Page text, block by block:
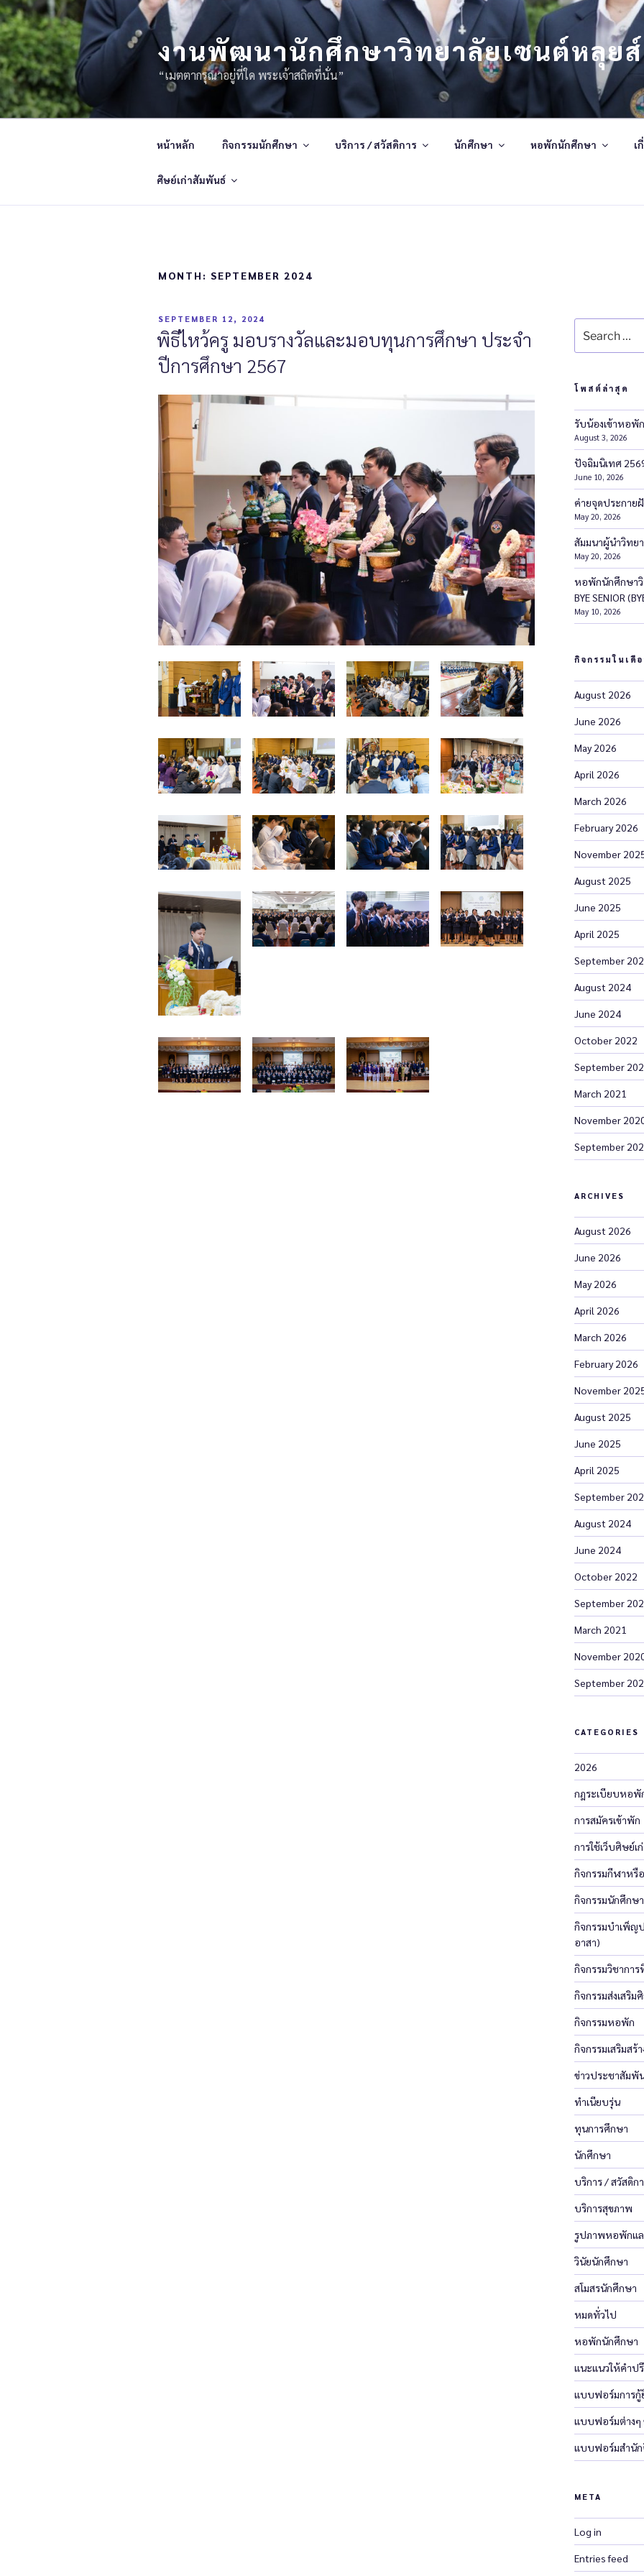
งานพัฒนานักศึกษาวิทยาลัยเซนต์หลุยส์
“เมตตากรุณาอยู่ที่ใด พระเจ้าสถิตที่นั่น”
หน้าหลัก กิจกรรมนักศึกษา บริการ / สวัสดิการ นักศึกษา หอพักนักศึกษา เ
ศิษย์เก่าสัมพันธ์
MONTH: SEPTEMBER 2024
SEPTEMBER 12, 2024
พิธีไหว้ครู มอบรางวัลและมอบทุนการศึกษา ประจำ
ปีการศึกษา 2567
โพสต์ล่าสุด
รับน้องเข้าหอพั
August 3, 2026
ปัจฉิมนิเทศ
June 10, 2026
ค่ายจุดประกา
May 20, 2026
สัมมนาผู้นำวิทย
May 20, 2026
หอพักนักศึกษาวิ
BYE SENIOR
May 10, 2026
กิจกรรมในเดื
August 2026
June 2026
May 2026
April 2026
March 2026
February 2026
November
August 2025
June 2025
April 2025
September
August 2024
June 2024
October 2022
September
March 2021
November
September
ARCHIVES
August 2026
June 2026
May 2026
April 2026
March 2026
February 2026
November
August 2025
June 2025
April 2025
September
August 2024
June 2024
October 2022
September
March 2021
November
September
CATEGORIES
2026
กฎระเบียบหอพั
การสมัครเข้าพัก
การใช้เว็บศิษย์เ
กิจกรรมกีฬาหรื
กิจกรรมนักศึกษา
กิจกรรมบำเพ็ญ
อาสา)
กิจกรรมวิชากา
กิจกรรมส่งเสริ
กิจกรรมหอพัก
กิจกรรมเสริมสร้
ข่าวประชาสัมพั
ทำเนียบรุ่น
ทุนการศึกษา
นักศึกษา
บริการ / สวัสดิก
บริการสุขภาพ
รูปภาพหอพักแล
วินัยนักศึกษา
สโมสรนักศึกษา
หมดทั่วไป
หอพักนักศึกษา
แนะแนวให้คำป
แบบฟอร์มการกู้
แบบฟอร์มต่างๆ
แบบฟอร์มสำนัก
META
Log in
Entries feed